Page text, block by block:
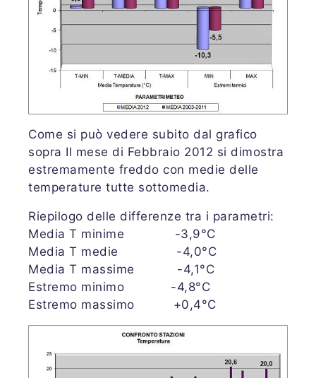
Come si può vedere subito dal grafico
sopra Il mese di Febbraio 2012 si dimostra
estremamente freddo con medie delle
temperature tutte sottomedia.
Riepilogo delle differenze tra i parametri:
Media T minime -3,9°C
Media T medie -4,0°C
Media T massime -4,1°C
Estremo minimo -4,8°C
Estremo massimo +0,4°C